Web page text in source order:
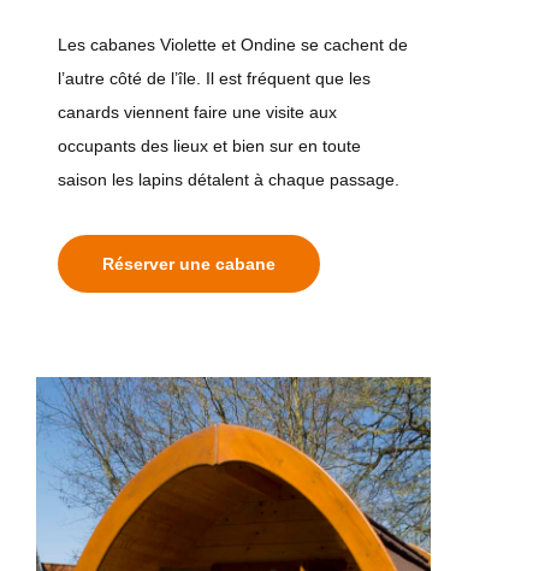
Les cabanes Violette et Ondine se cachent de
l’autre côté de l’île. Il est fréquent que les
canards viennent faire une visite aux
occupants des lieux et bien sur en toute
saison les lapins détalent à chaque passage.
Réserver une cabane